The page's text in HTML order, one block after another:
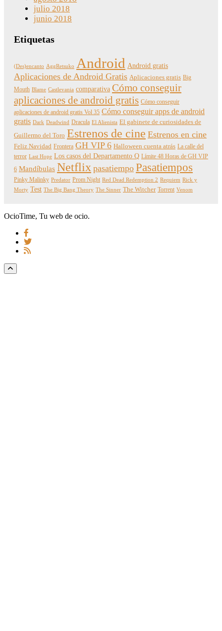
julio 2018
junio 2018
Etiquetas
(Des)encanto AggRetsuko Android Android gratis
Aplicaciones de Android Gratis Aplicaciones gratis Big
Mouth Blame Castlevania comparativa Cómo conseguir
aplicaciones de android gratis Cómo conseguir
aplicaciones de android gratis Vol 35 Cómo conseguir apps de android
gratis Dark Deadwind Dracula El Alienista El gabinete de curiosidades de
Guillermo del Toro Estrenos de cine Estrenos en cine
Feliz Navidad Frontera GH VIP 6 Halloween cuenta atrás La calle del
terror Last Hope Los casos del Departamento Q Límite 48 Horas de GH VIP
6 Mandíbulas Netflix pasatiempo Pasatiempos
Pinky Malinky Predator Prom Night Red Dead Redemption 2 Requiem Rick y
Morty Test The Big Bang Theory The Sinner The Witcher Torrent Venom
OcioTime, Tu web de ocio.